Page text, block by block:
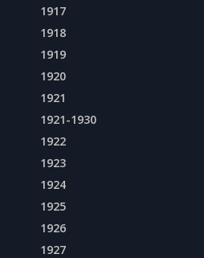
1917
1918
1919
1920
1921
1921-1930
1922
1923
1924
1925
1926
1927